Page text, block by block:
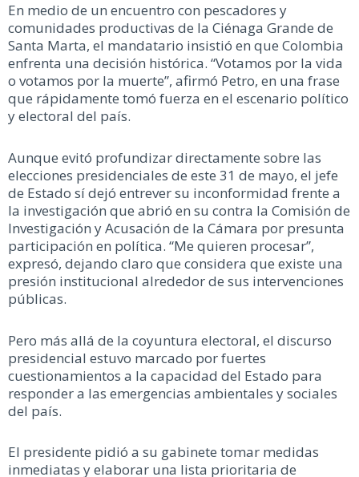
En medio de un encuentro con pescadores y
comunidades productivas de la Ciénaga Grande de
Santa Marta, el mandatario insistió en que Colombia
enfrenta una decisión histórica. “Votamos por la vida
o votamos por la muerte”, afirmó Petro, en una frase
que rápidamente tomó fuerza en el escenario político
y electoral del país.
Aunque evitó profundizar directamente sobre las
elecciones presidenciales de este 31 de mayo, el jefe
de Estado sí dejó entrever su inconformidad frente a
la investigación que abrió en su contra la Comisión de
Investigación y Acusación de la Cámara por presunta
participación en política. “Me quieren procesar”,
expresó, dejando claro que considera que existe una
presión institucional alrededor de sus intervenciones
públicas.
Pero más allá de la coyuntura electoral, el discurso
presidencial estuvo marcado por fuertes
cuestionamientos a la capacidad del Estado para
responder a las emergencias ambientales y sociales
del país.
El presidente pidió a su gabinete tomar medidas
inmediatas y elaborar una lista prioritaria de